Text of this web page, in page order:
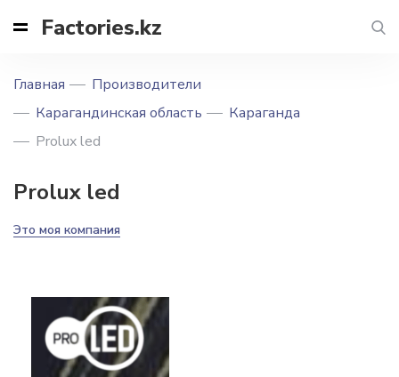
Factories.kz
Главная
Производители
Карагандинская область
Караганда
Prolux led
Prolux led
Это моя компания